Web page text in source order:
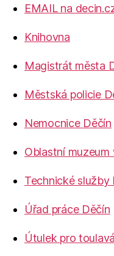
EMAIL na
Knihovna
Magistrát města
Městská policie
Nemocnice Děčín
Oblastní muzeum
Technické služby
Úřad práce Děčín
Útulek pro